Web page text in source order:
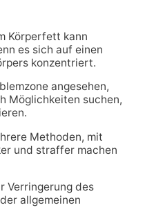
Körperfett kann
es sich auf einen
konzentriert.
angesehen,
Möglichkeiten suchen,
Methoden, mit
und straffer machen
Verringerung des
allgemeinen